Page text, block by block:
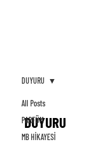
All Posts
PARFÜM
MB HİKAYESİ
DUYURU
DUYURU